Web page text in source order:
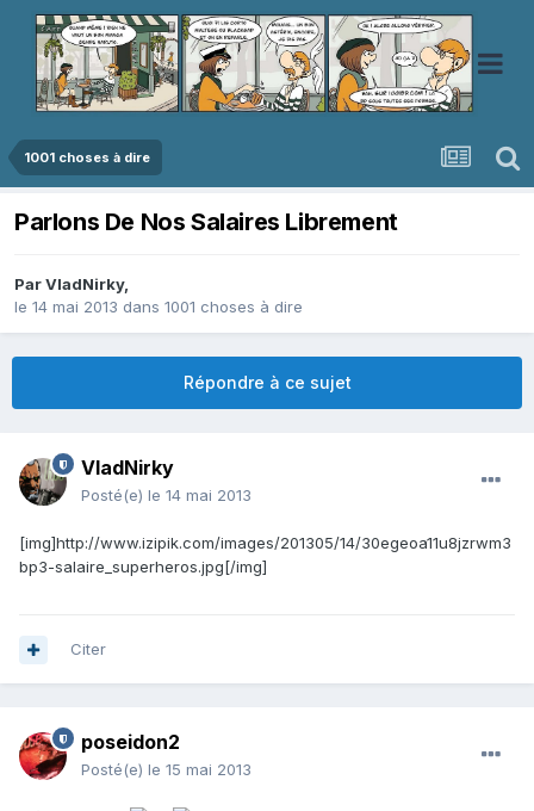
1001 choses à dire
Parlons De Nos Salaires Librement
ParVladNirky,
le 14 mai 2013 dans 1001 choses à dire
Répondre à ce sujet
VladNirky
Posté(e) le 14 mai 2013
[img]http://www.izipik.com/images/201305/14/30egeoa11u8jzrwm3
bp3-salaire_superheros.jpg[/img]
Citer
poseidon2
Posté(e) le 15 mai 2013